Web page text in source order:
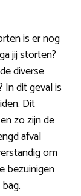
is er nog
jij storten?
diverse
In dit geval is
Dit
zo zijn de
afval
om
bezuinigen